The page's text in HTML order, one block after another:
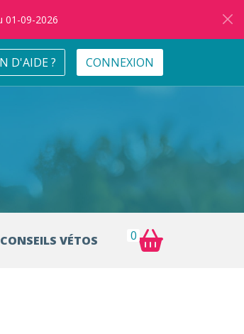
01-09-2026
D'AIDE ? CONNEXION
CONSEILS VÉTOS 0